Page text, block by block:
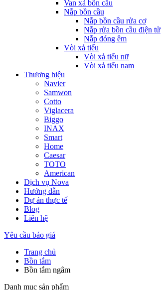
Van xả bồn cầu
Nắp bồn cầu
Nắp bồn cầu rửa cơ
Nắp rửa bồn cầu điện tử
Nắp đóng êm
Vòi xả tiểu
Vòi xả tiểu nữ
Vòi xả tiểu nam
Thương hiệu
Navier
Samwon
Cotto
Viglacera
Biggo
INAX
Smart
Home
Caesar
TOTO
American
Dịch vụ Nova
Hướng dẫn
Dự án thực tế
Blog
Liên hệ
Yêu cầu báo giá
Trang chủ
Bồn tắm
Bồn tắm ngâm
Danh mục sản phẩm